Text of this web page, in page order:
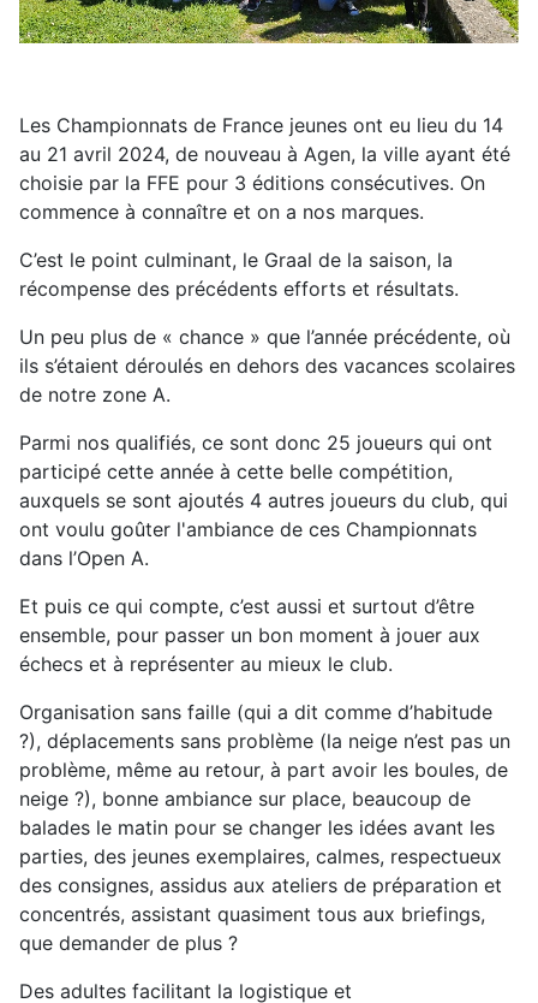
Les Championnats de France jeunes ont eu lieu du 14
au 21 avril 2024, de nouveau à Agen, la ville ayant été
choisie par la FFE pour 3 éditions consécutives. On
commence à connaître et on a nos marques.
C’est le point culminant, le Graal de la saison, la
récompense des précédents efforts et résultats.
Un peu plus de « chance » que l’année précédente, où
ils s’étaient déroulés en dehors des vacances scolaires
de notre zone A.
Parmi nos qualifiés, ce sont donc 25 joueurs qui ont
participé cette année à cette belle compétition,
auxquels se sont ajoutés 4 autres joueurs du club, qui
ont voulu goûter l'ambiance de ces Championnats
dans l’Open A.
Et puis ce qui compte, c’est aussi et surtout d’être
ensemble, pour passer un bon moment à jouer aux
échecs et à représenter au mieux le club.
Organisation sans faille (qui a dit comme d’habitude
?), déplacements sans problème (la neige n’est pas un
problème, même au retour, à part avoir les boules, de
neige ?), bonne ambiance sur place, beaucoup de
balades le matin pour se changer les idées avant les
parties, des jeunes exemplaires, calmes, respectueux
des consignes, assidus aux ateliers de préparation et
concentrés, assistant quasiment tous aux briefings,
que demander de plus ?
Des adultes facilitant la logistique et